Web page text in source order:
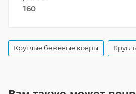
160
Круглые бежевые ковры